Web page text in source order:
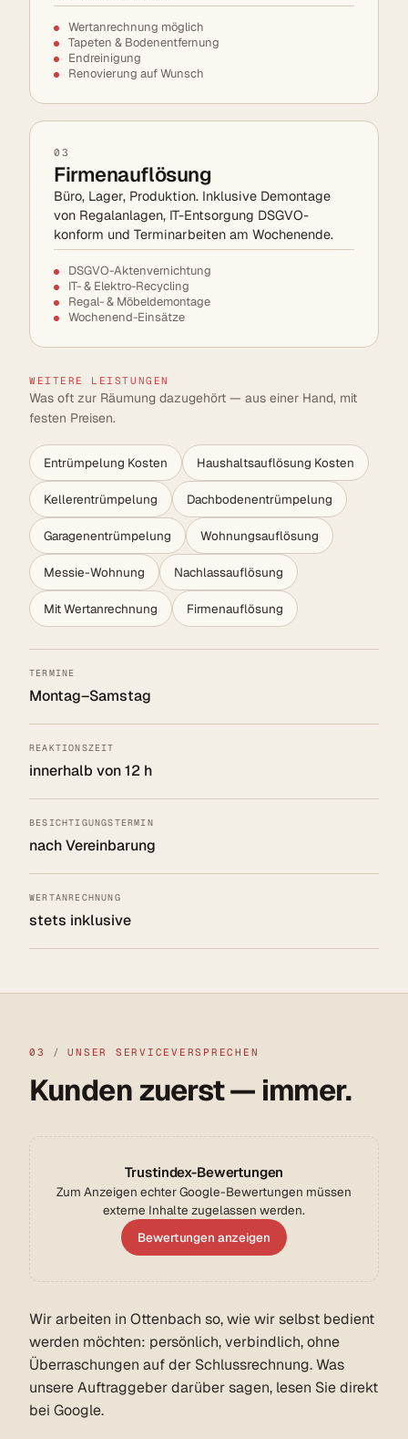
Wertanrechnung möglich
Tapeten & Bodenentfernung
Endreinigung
Renovierung auf Wunsch
03
Firmenauflösung
Büro, Lager, Produktion. Inklusive Demontage
von Regalanlagen, IT-Entsorgung DSGVO-
konform und Terminarbeiten am Wochenende.
DSGVO-Aktenvernichtung
IT- & Elektro-Recycling
Regal- & Möbeldemontage
Wochenend-Einsätze
WEITERE LEISTUNGEN
Was oft zur Räumung dazugehört — aus einer Hand, mit
festen Preisen.
Entrümpelung Kosten Haushaltsauflösung Kosten
Kellerentrümpelung Dachbodenentrümpelung
Garagenentrümpelung Wohnungsauflösung
Messie-Wohnung Nachlassauflösung
Mit Wertanrechnung Firmenauflösung
TERMINE
Montag–Samstag
REAKTIONSZEIT
innerhalb von 12 h
BESICHTIGUNGSTERMIN
nach Vereinbarung
WERTANRECHNUNG
stets inklusive
03 / UNSER SERVICEVERSPRECHEN
Kunden zuerst — immer.
Trustindex-Bewertungen
Zum Anzeigen echter Google-Bewertungen müssen
externe Inhalte zugelassen werden.
Bewertungen anzeigen
Wir arbeiten in Ottenbach so, wie wir selbst bedient
werden möchten: persönlich, verbindlich, ohne
Überraschungen auf der Schlussrechnung. Was
unsere Auftraggeber darüber sagen, lesen Sie direkt
bei Google.